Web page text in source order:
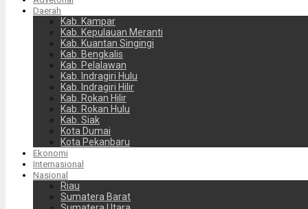
Daerah
Kab. Kampar
Kab. Kepulauan Meranti
Kab. Kuantan Singingi
Kab. Bengkalis
Kab. Pelalawan
Kab. Indragiri Hulu
Kab. Indragiri Hilir
Kab. Rokan Hilir
Kab. Rokan Hulu
Kab. Siak
Kota Dumai
Kota Pekanbaru
Ekonomi
Internasional
Nasional
Riau
Sumatera Barat